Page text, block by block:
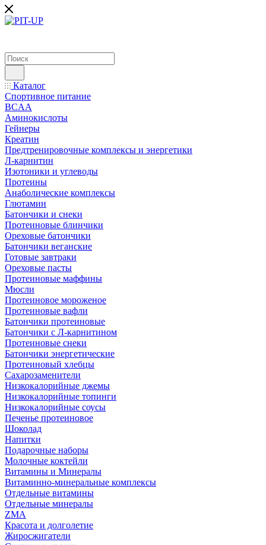
Каталог
Спортивное питание
BCAA
Аминокислоты
Гейнеры
Креатин
Предтренировочные комплексы и энергетики
Л-карнитин
Изотоники и углеводы
Протеины
Анаболические комплексы
Глютамин
Батончики и снеки
Протеиновые блинчики
Ореховые батончики
Батончики веганские
Готовые завтраки
Ореховые пасты
Протеиновые маффины
Мюсли
Протеиновое мороженое
Протеиновые вафли
Батончики протеиновые
Батончики с Л-карнитином
Протеиновые снеки
Батончики энергетические
Протеиновый хлебцы
Сахарозаменители
Низкокалорийные джемы
Низкокалорийные топинги
Низкокалорийные соусы
Печенье протеиновое
Шоколад
Напитки
Подарочные наборы
Молочные коктейли
Витамины и Минералы
Витаминно-минеральные комплексы
Отдельные витамины
Отдельные минералы
ZMA
Красота и долголетие
Жиросжигатели